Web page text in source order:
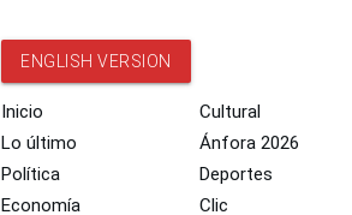
ENGLISH VERSION
Inicio
Lo último
Política
Economía
Cultural
Ánfora 2026
Deportes
Clic